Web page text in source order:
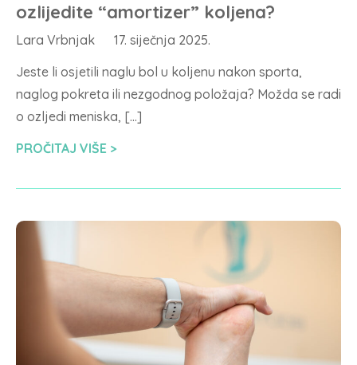
ozlijedite “amortizer” koljena?
Lara Vrbnjak
17. siječnja 2025.
Jeste li osjetili naglu bol u koljenu nakon sporta,
naglog pokreta ili nezgodnog položaja? Možda se radi
o ozljedi meniska, […]
PROČITAJ VIŠE